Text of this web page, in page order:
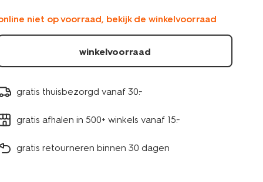
niet op voorraad, bekijk de winkelvoorraad
winkelvoorraad
gratis thuisbezorgd vanaf 30.-
gratis afhalen in 500+ winkels vanaf 15.-
gratis retourneren binnen 30 dagen